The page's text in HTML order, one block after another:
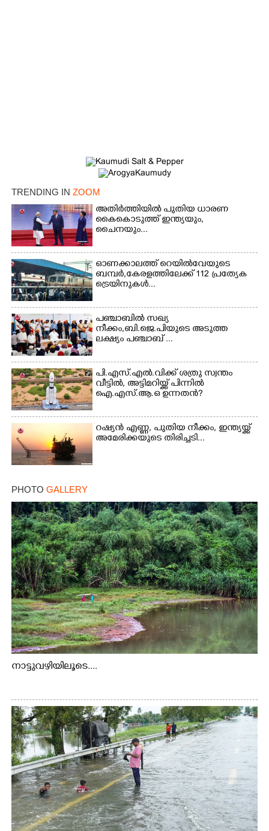
TRENDING IN ZOOM
അതിർത്തിയിൽ പുതിയ ധാരണ
കൈകൊടുത്ത് ഇന്ത്യയും,
ചൈനയും...
ഓണക്കാലത്ത് റെയിൽവേയുടെ
ബമ്പർ,കേരളത്തിലേക്ക് 112 പ്രത്യേക
ട്രെയിനുകൾ...
പഞ്ചാബില്‍ സഖ്യ
നീക്കം,ബി.ജെ.പിയുടെ അടുത്ത
ലക്ഷ്യം പഞ്ചാബ് ...
പി.എസ്.എൽ.വിക്ക് ശത്രു സ്വന്തം
വീട്ടിൽ, അട്ടിമറിയ്ക്ക് പിന്നിൽ
ഐ.എസ്.ആ.ഒ ഉന്നതൻ?
റഷ്യൻ എണ്ണ, പുതിയ നീക്കം, ഇന്ത്യയ്ക്ക്
അമേരിക്കയുടെ തിരിച്ചടി...
PHOTO GALLERY
നാട്ടുവഴിയിലൂടെ....
Share this link
Copy Link